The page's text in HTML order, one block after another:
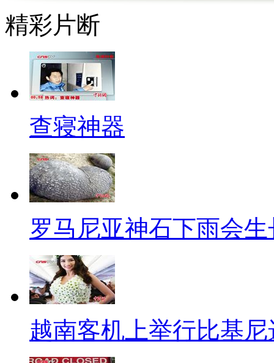
当兵入伍是台湾男士必须履
断影响，不少台湾男星想尽办
近日，30岁的艺人贺军翔在
明，闪了那么多年不知其实根
役原因，其中“心脏二尖瓣膜脱
不全”等心脏问题成为免当兵理
免役名单中第二多的原因是“
典皆以此原因免役。另外，“脊
都因“僵直性脊椎炎”不用当兵
部免役，有3位也是脊椎问题，
怎么遇到当兵就病痛一堆。”
今年28岁的阮经天事业如日
业，每当被问服役问题，他只
而台湾男偶像毕不了业的鼻
精彩片断
查寝神器
罗马尼亚神石下雨会生
越南客机上举行比基尼